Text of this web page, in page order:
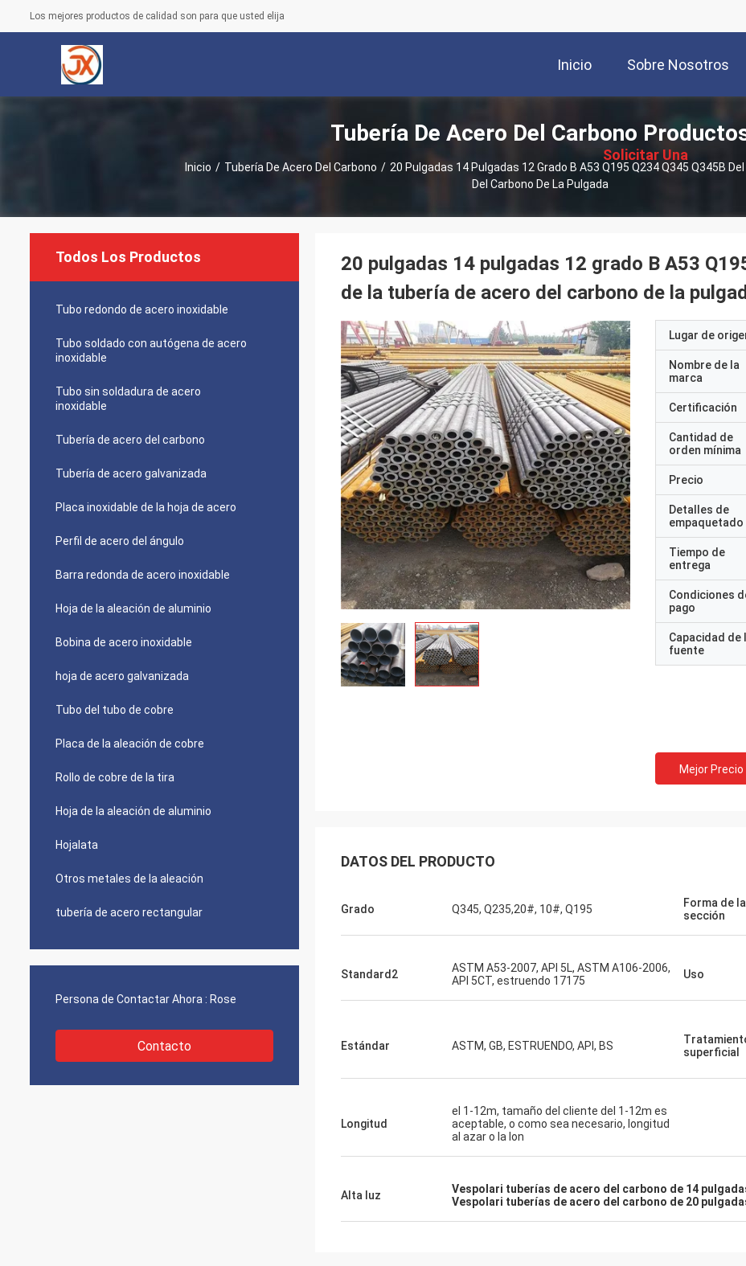
Los mejores productos de calidad son para que usted elija
Inicio Sobre Nosotros
Solicitar Una
Cotización
Tubería De Acero Del Carbono
Inicio / Tubería De Acero Del Carbono / 20 Pulgadas 14 Pulgadas 12 Grado B A53 Q195 Q234 Q345 Q345B
Del Carbono De La Pulgada
Todos Los Productos
Tubo redondo de acero inoxidable
Tubo soldado con autógena de acero
inoxidable
Tubo sin soldadura de acero
inoxidable
Tubería de acero del carbono
Tubería de acero galvanizada
Placa inoxidable de la hoja de acero
Perfil de acero del ángulo
Barra redonda de acero inoxidable
Hoja de la aleación de aluminio
Bobina de acero inoxidable
hoja de acero galvanizada
Tubo del tubo de cobre
Placa de la aleación de cobre
Rollo de cobre de la tira
Hoja de la aleación de aluminio
Hojalata
Otros metales de la aleación
tubería de acero rectangular
Persona de Contactar Ahora : Rose
Contacto
20 pulgadas 14 pulgadas 12 grado B A53
de la tubería de acero del carbono de la
Lugar de
Nombre de la
marca
Certificación
Cantidad de
orden mínima
Precio
Detalles de
empaquetado
Tiempo de
entrega
Condiciones
pago
Capacidad de
fuente
Mejor Precio
DATOS DEL PRODUCTO
Grado Q345, Q235,20#, 10#, Q195
Forma de la
sección
Standard2
ASTM A53-2007, API 5L, ASTM A106-2006,
API 5CT, estruendo 17175
Uso
Estándar ASTM, GB, ESTRUENDO, API, BS
superficial
Longitud
el 1-12m, tamaño del cliente del 1-12m es
aceptable, o como sea necesario, longitud
al azar o la lon
Alta luz Vespolari tuberías de acero del carbono de 14
Vespolari tuberías de acero del carbono de 20